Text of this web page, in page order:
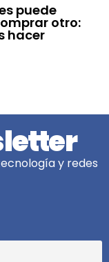
puede
otro:
hacer
y redes